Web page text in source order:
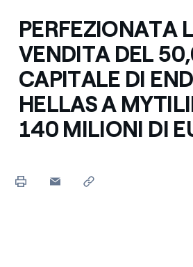
PERFEZIONATA
VENDITA DEL
CAPITALE DI
HELLAS A
140 MILIONI DI